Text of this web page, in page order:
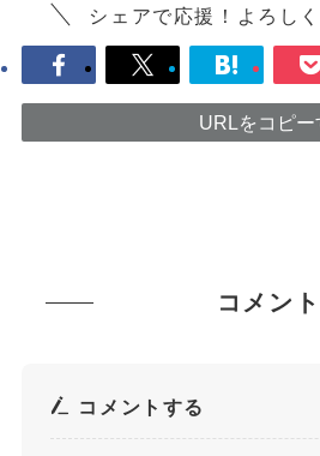
シェアで応援！よろし
URLをコピー
コメント
コメントする